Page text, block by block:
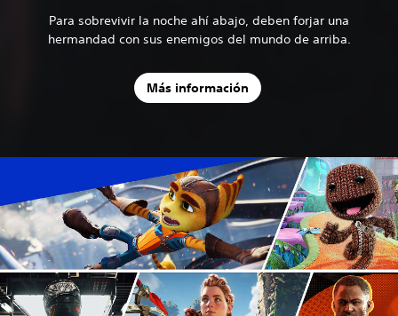
Para sobrevivir la noche ahí abajo, deben forjar una
hermandad con sus enemigos del mundo de arriba.
Más información